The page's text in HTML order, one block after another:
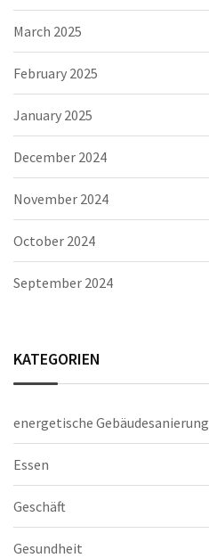
March 2025
February 2025
January 2025
December 2024
November 2024
October 2024
September 2024
KATEGORIEN
energetische Gebäudesanierung
Essen
Geschäft
Gesundheit